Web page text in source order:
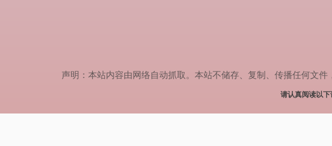
声明：本站内容由网络自动抓取。本站不储存、复制、传播任何文
请认真阅读以下